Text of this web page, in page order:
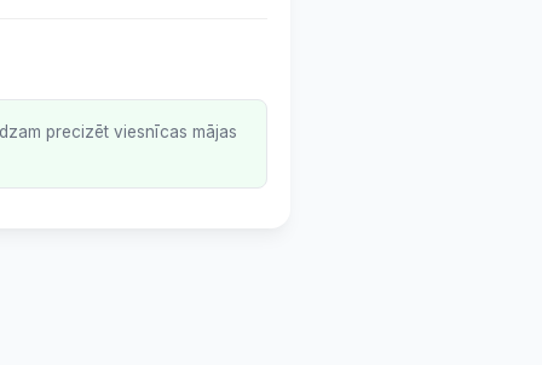
precizēt viesnīcas mājas